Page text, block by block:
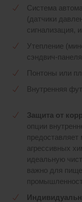
Система
(датчики
сигнализация,
Утепление
сэндвич-
Понтоны или
Внутренняя
Защита от
опции
агрессивных
идеальную
важно для